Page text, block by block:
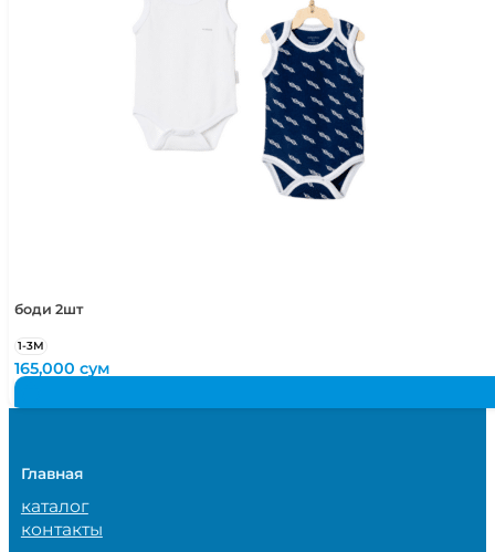
боди 2шт
1-3М
165,000сум
Главная
каталог
контакты